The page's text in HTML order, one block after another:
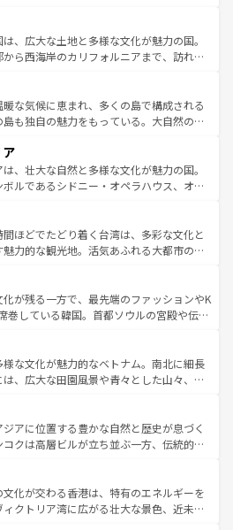
てほしい。
残る町や、スイスならではのユニークな
ルプス観光だけでなく町歩きも満喫する
民の所得が高いため物価も高いが、旅行
観光を楽しむこともできる。 なお、新
はコンテンツ一覧 を参照してほしい。
、広大な土地と多様な文化が魅力の国。
ら西海岸のカリフォルニアまで、訪れる
は、観光、ショッピング、エンターテイ
た刺激的なスポットだ。一方、アメリカ
が広がり、グランドキャニオンやイエロー
ンズでは、音楽と美食が融合した独特の
者はアメリカの各地域で異なる魅力を楽
多様性と豊かな歴史を感じることができ
イルだ。 なお、新着のアメリカ
ツ一覧を参照してほしい。
な気候に恵まれ、多くの島で構成される
も独自の魅力をもっている。大自然の神
い。また、定番の観光地といえばオアフ
然を求めるならマウイ島やカウアイ島が
ルドグリーンに輝く海をはじめ、豊かな
心で訪れる人々を迎えてくれるハワイの
ーカルフードやハワイアンミュージッ
ダンスなど、すべてがハワイの魅力を彩
い。 なお、新着のハワイ情報
覧を参照してほしい。
、壮大な自然と多様な文化が魅力の国。
ルであるシドニー・オペラハウス、オー
中央部にそびえるウルル（エアーズロッ
の美しい原生林やケアンズの熱帯雨林な
くさん。また、カフェやワイン、オージ
ティも充実しており、サーフィンやダイ
グなど、アウトドア好きにはたまらな
アの多彩な魅力を存分に味わいつくそ
ほどでたどり着く台湾は、多彩な文化と
力的な観光地。活気あふれる大都市の台
岳地帯である台湾東部など、都市の喧騒
共存しており、訪れる人に新しい発見と
くれる。また、奥深い台湾の食文化も魅
のスイーツなど、バラエティ豊かな料理
わえる。 なお、新着の台湾情報は コンテンツ一覧を参
が残る一方で、最先端のファッションやK
巻している韓国。首都ソウルの宮殿や伝統
ばせば四季折々の自然美を楽しむことが
キムチや焼肉、絶品のストリートフード
な韓国料理が待っている。夜には、韓国な
がら、韓国の多彩な魅力を心ゆくまで味
わってみてほしい。 なお、新着の韓国情報はコンテンツ一
しい。
様な文化が魅力的なベトナム。南北に細長
は、広大な田園風景や青々とした山々、世
伝統が息づく。ハノイの古い町並みやホ
ンス統治時代の建物も、独特の雰囲気を
また、バラエティの豊かさとおいしさで
インミー、ベトナムコーヒーなどは、ぜ
い。どの地域を訪れてもあたたかい人々
くれるので、きっと忘れられない旅にな
アに位置する豊かな自然と歴史が息づく
クは高層ビルが立ち並ぶ一方、伝統的な
いる。北部ではチェンマイなどの山岳地
い、南部ではプーケットやクラビの美し
ト気分を楽しむことができる。タイ料理
化が交わる香港は、特有のエネルギーを
クトリア湾に広がる壮大な景色、近未来